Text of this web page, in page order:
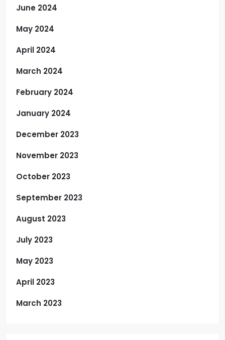
June 2024
May 2024
April 2024
March 2024
February 2024
January 2024
December 2023
November 2023
October 2023
September 2023
August 2023
July 2023
May 2023
April 2023
March 2023